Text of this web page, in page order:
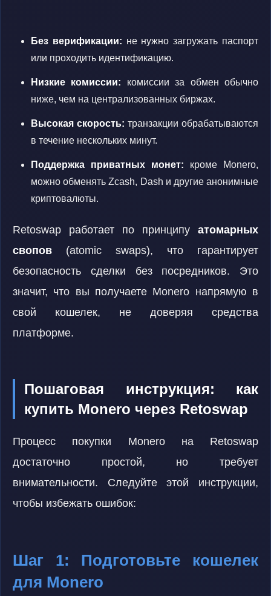
Без верификации: не нужно загружать паспорт
или проходить идентификацию.
Низкие комиссии: комиссии за обмен обычно
ниже, чем на централизованных биржах.
Высокая скорость: транзакции обрабатываются
в течение нескольких минут.
Поддержка приватных монет: кроме Monero,
можно обменять Zcash, Dash и другие анонимные
криптовалюты.
Retoswap работает по принципу атомарных
свопов (atomic swaps), что гарантирует
безопасность сделки без посредников. Это
значит, что вы получаете Monero напрямую в
свой кошелек, не доверяя средства
платформе.
Пошаговая инструкция: как
купить Monero через Retoswap
Процесс покупки Monero на Retoswap
достаточно простой, но требует
внимательности. Следуйте этой инструкции,
чтобы избежать ошибок:
Шаг 1: Подготовьте кошелек
для Monero